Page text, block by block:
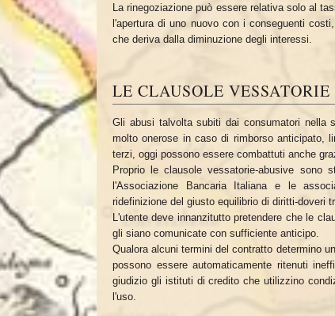
La rinegoziazione può essere relativa solo al
l'apertura di uno nuovo con i conseguenti
che deriva dalla diminuzione degli interessi.
LE CLAUSOLE VESSATORIE
Gli abusi talvolta subiti dai consumatori nella
molto onerose in caso di rimborso anticipato,
terzi, oggi possono essere combattuti anche
Proprio le clausole vessatorie-abusive sono
l'Associazione Bancaria Italiana e le
ridefinizione del giusto equilibrio di diritti-doveri
L'utente deve innanzitutto pretendere che le
gli siano comunicate con sufficiente anticipo.
Qualora alcuni termini del contratto determino
possono essere automaticamente ritenuti
giudizio gli istituti di credito che utilizzino
l'uso.